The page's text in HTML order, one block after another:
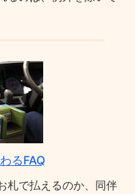
るFAQ
札で払えるのか、同伴